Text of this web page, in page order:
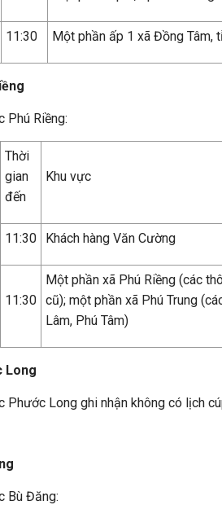
11:30 Một phần ấp 1 xã Đồng Tâm,
Phú Riềng:
Thời
gian
đến
Khu vực
11:30 Khách hàng Văn Cường
11:30
Một phần xã Phú Riềng (các
cũ); một phần xã Phú Trung
Lâm, Phú Tâm)
Long
Phước Long ghi nhận không có lịch
Bù Đăng: